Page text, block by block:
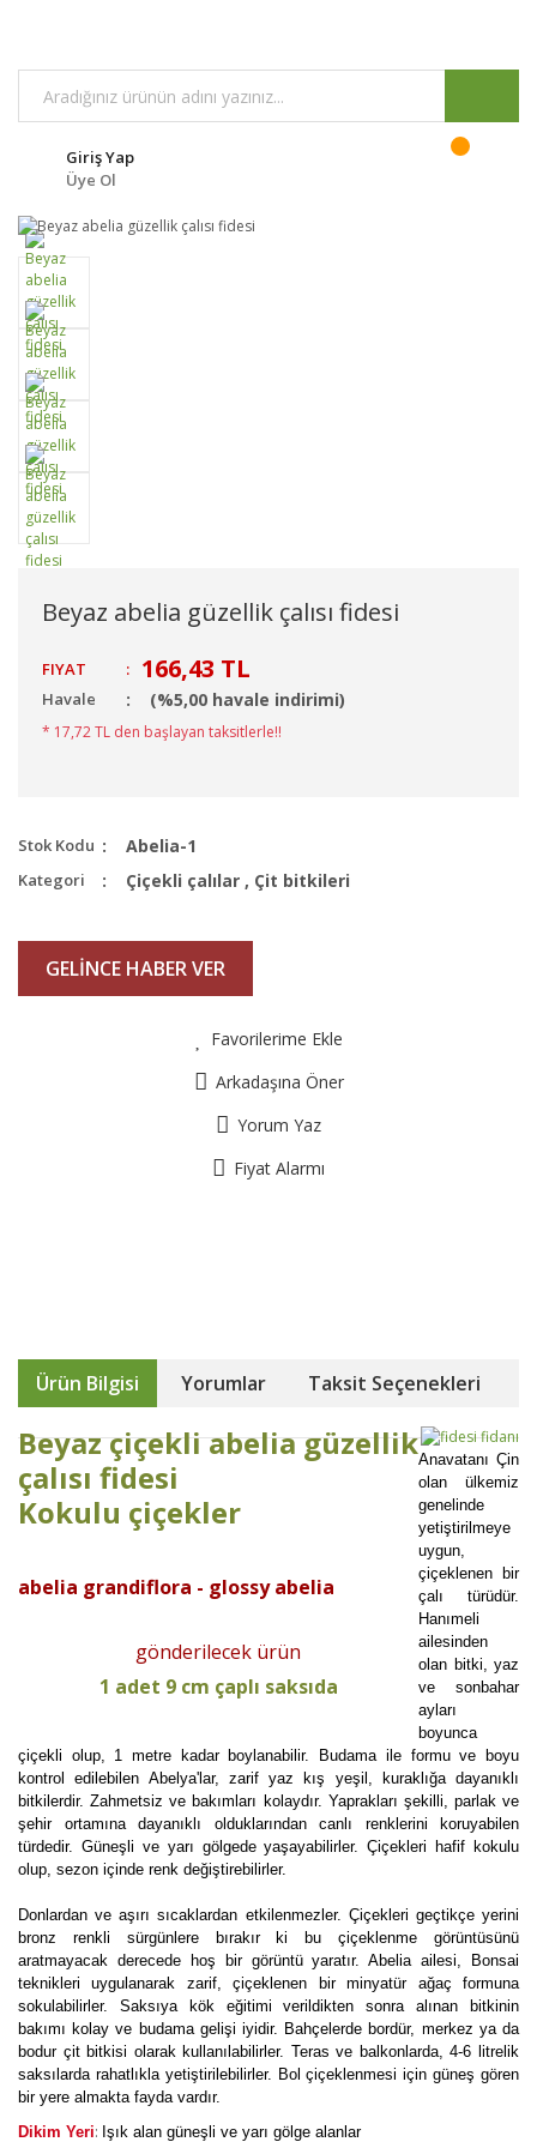
Giriş Yap
Üye Ol
Beyaz abelia güzellik çalısı fidesi
FIYAT : 166,43 TL
Havale (%5,00 havale indirimi)
* 17,72 TL den başlayan taksitlerle!!
Stok Kodu Abelia-1
Kategori Çiçekli çalılar , Çit bitkileri
GELİNCE HABER VER
Favorilerime Ekle
Arkadaşına Öner
Yorum Yaz
Fiyat Alarmı
Ürün Bilgisi Yorumlar Taksit Seçenekleri
Beyaz çiçekli abelia güzellik
çalısı fidesi
Kokulu çiçekler
abelia grandiflora - glossy abelia
gönderilecek ürün
1 adet 9 cm çaplı saksıda
Anavatanı Çin
olan ülkemiz
genelinde
yetiştirilmeye
uygun,
çiçeklenen bir
çalı türüdür.
Hanımeli
ailesinden
olan bitki, yaz
ve sonbahar
ayları
boyunca
çiçekli olup, 1 metre kadar boylanabilir. Budama ile formu ve boyu
kontrol edilebilen Abelya'lar, zarif yaz kış yeşil, kuraklığa dayanıklı
bitkilerdir. Zahmetsiz ve bakımları kolaydır. Yaprakları şekilli, parlak ve
şehir ortamına dayanıklı olduklarından canlı renklerini koruyabilen
türdedir. Güneşli ve yarı gölgede yaşayabilirler. Çiçekleri hafif kokulu
olup, sezon içinde renk değiştirebilirler.
Donlardan ve aşırı sıcaklardan etkilenmezler. Çiçekleri geçtikçe yerini
bronz renkli sürgünlere bırakır ki bu çiçeklenme görüntüsünü
aratmayacak derecede hoş bir görüntü yaratır. Abelia ailesi, Bonsai
teknikleri uygulanarak zarif, çiçeklenen bir minyatür ağaç formuna
sokulabilirler. Saksıya kök eğitimi verildikten sonra alınan bitkinin
bakımı kolay ve budama gelişi iyidir. Bahçelerde bordür, merkez ya da
bodur çit bitkisi olarak kullanılabilirler. Teras ve balkonlarda, 4-6 litrelik
saksılarda rahatlıkla yetiştirilebilirler. Bol çiçeklenmesi için güneş gören
bir yere almakta fayda vardır.
Dikim Yeri: Işık alan güneşli ve yarı gölge alanlar